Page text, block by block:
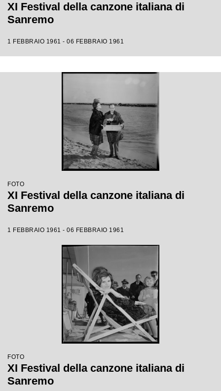
XI Festival della canzone italiana di
Sanremo
1 FEBBRAIO 1961 - 06 FEBBRAIO 1961
FOTO
XI Festival della canzone italiana di
Sanremo
1 FEBBRAIO 1961 - 06 FEBBRAIO 1961
FOTO
XI Festival della canzone italiana di
Sanremo